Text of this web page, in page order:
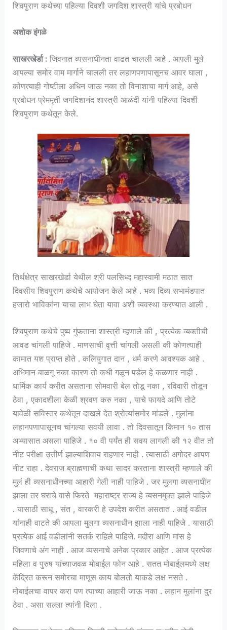
शिवपुराण कथेच्या पहिल्या दिवशी जगदिश शास्त्री यांचे प्रबोधन
अशोक इंगळे
साखरखेर्डा : जिवनात व्यसनाधीनता वाढत चालली आहे . आपली मुले
आपल्या समोर वाम मार्गाने चालली तर लहाणपणापासूनच आवर घाला ,
कोणत्याही गोष्टीला अधिन जाऊ नका तो विनाशाचा मार्ग आहे, असे
प्रबोधन प्रेममृर्ती जगदिशानंद शास्त्री आळंदी यांनी पहिल्या दिवशी
शिवपुराण कथेतून केले.
तिर्थक्षेत्र साखरखेर्डा येथील श्री पलसिध्द महास्वामी मठात सात
दिवसीय शिवपुराण कथेचे आयोजन केले आहे . भव्य दिव्य सभामंडपात
हजारो भाविकांना याचा लाभ घेता यावा अशी व्यवस्था करण्यात आली .
शिवपुराण कथेचे पुष्प गुंफताना शास्त्री म्हणाले की , प्रत्येक व्यक्तीची
आवड चांगली पाहिजे . माणसाची वृत्ती चांगली असली की कोणत्याही
कामात यश प्राप्त होते . कलियुगात दान , धर्म करणे आवश्यक आहे .
अभिमान बाळगू नका कारण तो कधी गळून पडेल हे कळणार नाही .
धार्मिक कार्य करीत असताना सोमवारी बेल तोडू नका , रविवारी तोडून
ठेवा , एकादशीला केळी श्रवण करु नका , याचे फायदे आणि तोटे
यावेळी सविस्तर कथेतून दाखले देत श्रोत्यांसमोर मांडले . मुलांना
लहानपणापासूनच चांगल्या सवयी लावा . तो दिवसातून किमान १० तास
अभ्यासात असला पाहिजे . १० वी पर्यंत ही सवय लागली की १२ वीत तो
नीट परीक्षा उत्तीर्ण झाल्याशिवाय राहणार नाही . त्यासाठी अगोदर आपण
नीट राहा . देवराज ब्राह्मणाची कथा सादर करताना शास्त्री म्हणाले की
मुलं ही व्यसनाधीनच्या आहारी गेली नाही पाहिजे . जर मुलगा व्यसनाधीन
झाला तर घराचे वासे फिरते महाराष्ट्र राज्य हे व्यसनमुक्त झाले पाहिजे
. यासाठी साधू , संत , वारकरी हे उपदेश करीत असतात . आई वडील
यांनाही वाटते की आपला मुलगा व्यसनाधीन झाला नाही पाहिजे . यासाठी
प्रत्येक आई वडीलांनी सतर्क राहिले पाहिजे. मदीरा आणि मांस हे
जिवणाचे अंग नाही . आज व्यसनाचे अनेक प्रकार आहेत . आज प्रत्येक
महिला व पुरुष यांच्याजवळ मोबाईल फोन आहे . सतत मोबाईलमध्ये लक्ष
केंद्रित करून समोरचा माणूस काय बोलतो याकडे लक्ष नसते .
मोबाईलचा वापर करा पण त्याच्या आहारी जाऊ नका . लहान मुलांना दुर
ठेवा . असा सल्ला त्यांनी दिला .